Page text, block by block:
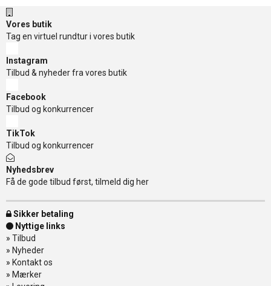
Vores butik
Tag en virtuel rundtur i vores butik
Instagram
Tilbud & nyheder fra vores butik
Facebook
Tilbud og konkurrencer
TikTok
Tilbud og konkurrencer
Nyhedsbrev
Få de gode tilbud først, tilmeld dig her
Sikker betaling
Nyttige links
» Tilbud
» Nyheder
» Kontakt os
» Mærker